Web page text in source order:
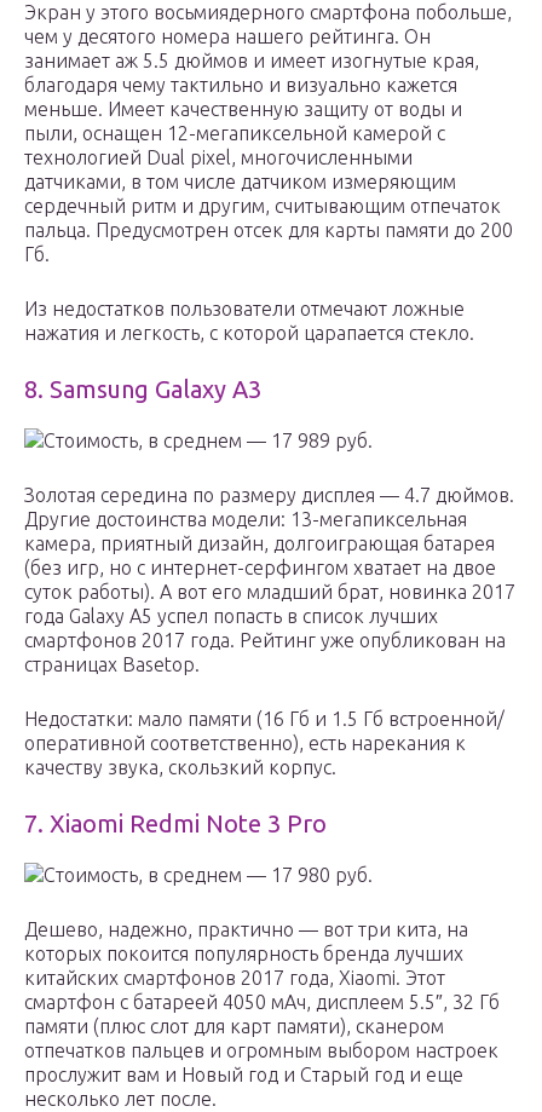
Экран у этого восьмиядерного смартфона побольше,
чем у десятого номера нашего рейтинга. Он
занимает аж 5.5 дюймов и имеет изогнутые края,
благодаря чему тактильно и визуально кажется
меньше. Имеет качественную защиту от воды и
пыли, оснащен 12-мегапиксельной камерой с
технологией Dual pixel, многочисленными
датчиками, в том числе датчиком измеряющим
сердечный ритм и другим, считывающим отпечаток
пальца. Предусмотрен отсек для карты памяти до 200
Гб.
Из недостатков пользователи отмечают ложные
нажатия и легкость, с которой царапается стекло.
8. Samsung Galaxy A3
Стоимость, в среднем — 17 989 руб.
Золотая середина по размеру дисплея — 4.7 дюймов.
Другие достоинства модели: 13-мегапиксельная
камера, приятный дизайн, долгоиграющая батарея
(без игр, но с интернет-серфингом хватает на двое
суток работы). А вот его младший брат, новинка 2017
года Galaxy A5 успел попасть в список лучших
смартфонов 2017 года. Рейтинг уже опубликован на
страницах Basetop.
Недостатки: мало памяти (16 Гб и 1.5 Гб встроенной/
оперативной соответственно), есть нарекания к
качеству звука, скользкий корпус.
7. Xiaomi Redmi Note 3 Pro
Стоимость, в среднем — 17 980 руб.
Дешево, надежно, практично — вот три кита, на
которых покоится популярность бренда лучших
китайских смартфонов 2017 года, Xiaomi. Этот
смартфон с батареей 4050 мАч, дисплеем 5.5″, 32 Гб
памяти (плюс слот для карт памяти), сканером
отпечатков пальцев и огромным выбором настроек
прослужит вам и Новый год и Старый год и еще
несколько лет после.